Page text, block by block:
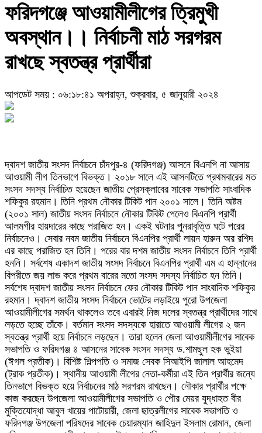
ফরিদগঞ্জে আওয়ামীলীগের ত্রিমুখী
অবস্থান।। নির্বাচনী মাঠ সরগরম
রাখছে স্বতন্ত্র প্রার্থীরা
আপডেট সময় : ০৬:১৮:৪১ অপরাহ্ন, শুক্রবার, ৫ জানুয়ারী ২০২৪
দ্বাদশ জাতীয় সংসদ নির্বাচনে চাঁদপুর-৪ (ফরিদগঞ্জ) আসনে বিএনপি না আসায়
আওয়ামী লীগ তিনভাগে বিভক্ত। ২০১৮ সালে এই আসনটিতে প্রথমবারের মত
সংসদ সদস্য নির্বাচিত হয়েছেন জাতীয় প্রেসক্লাবের সাবেক সভাপতি সাংবাদিক
শফিকুর রহমান। তিনি প্রথম নৌকার টিকিট পান ২০০১ সালে। তিনি অষ্টম
(২০০১ সাল) জাতীয় সংসদ নির্বাচনে নৌকার টিকিট পেলেও বিএনপি প্রার্থী
আলমগীর হায়দারের কাছে পরাজিত হন। একই ঘটনার পুনরাবৃত্তি ঘটে পরের
নির্বাচনেও। সেবার নবম জাতীয় নির্বাচনে বিএনপির প্রার্থী লায়ন হারুন অর রশিদ
এর কাছে পরাজিত হন তিনি। পরের বার দশম জাতীয় সংসদ নির্বাচনে তিনি প্রার্থী
হননি। সর্বশেষ একাদশ জাতীয় সংসদ নির্বাচনে বিএনপির প্রার্থী এম এ হান্নানের
বিপরীতে জয় লাভ করে প্রথম বারের মতো সংসদ সদস্য নির্বাচিত হন তিনি।
সর্বশেষ দ্বাদশ জাতীয় সংসদ নির্বাচনে ফের নৌকার টিকিট পান সাংবাদিক শফিকুর
রহমান। দ্বাদশ জাতীয় সংসদ নির্বাচনে ভোটের লড়াইয়ে পুরো উপজেলা
আওয়ামীলীগের সমর্থন থাকলেও তবে এবারই নিজ দলের স্বতন্ত্র প্রার্থীদের সাথে
লড়তে হচ্ছে তাঁকে। বর্তমান সংসদ সদস্যকে হারাতে আওয়ামী লীগের ২ জন
স্বতন্ত্র প্রার্থী হয়ে নির্বাচনে লড়ছেন। তারা হলেন জেলা আওয়ামীলীগের সাবেক
সভাপতি ও ফরিদগঞ্জ ৪ আসনের সাবেক সংসদ সদস্য ড.শামছুল হক ভুইয়া
(ঈগল প্রতীক)। বিশিষ্ট শিল্পপতি ও সমাজ সেবক সিআইপি জালাল আহমেদ
(ট্রাক প্রতীক)। স্থানীয় আওয়ামী লীগের নেতা-কর্মীরা এই তিন প্রার্থীর জন্যে
তিনভাগে বিভক্ত হয়ে নির্বাচনের মাঠ সরগরম রাখছেন। নৌকার প্রার্থীর পক্ষে
কাজ করছেন উপজেলা আওয়ামীলীগের সভাপতি ও পৌর মেয়র যুদ্ধাহত বীর
মুক্তিযোদ্ধা আবুল খায়ের পাটোয়ারী, জেলা ছাত্রলীগের সাবেক সভাপতি ও
ফরিদগঞ্জ উপজেলা পরিষদের সাবেক চেয়ারম্যান জাহিদুল ইসলাম রোমান, জেলা